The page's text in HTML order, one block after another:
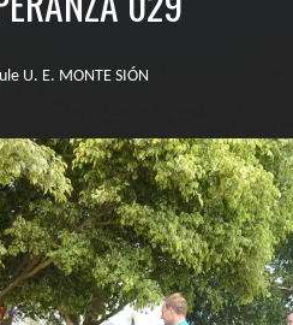
U. E. MONTE SIÓN